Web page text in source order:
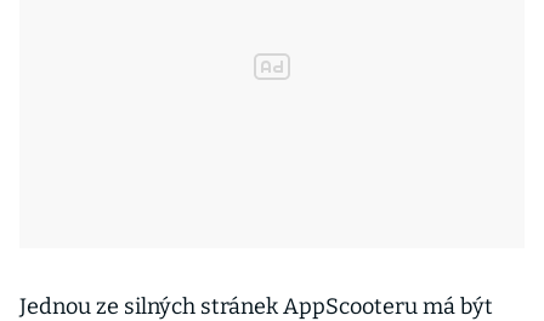
Jednou ze silných stránek AppScooteru má být